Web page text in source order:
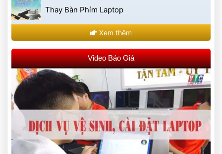
Thay Bàn Phím Laptop
Xem thêm
Video Báo Giá